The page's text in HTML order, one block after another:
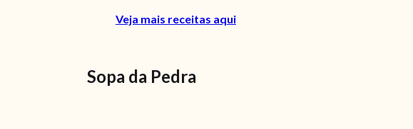
Veja mais receitas aqui
Sopa da Pedra